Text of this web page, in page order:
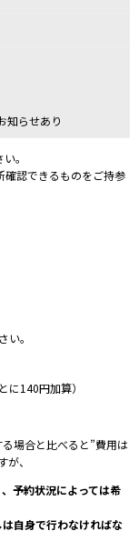
知らせあり
。
認できるものをご持参
。
140円加算）
場合と比べると”費用は
、
予約状況によっては希
自身で行わなければな